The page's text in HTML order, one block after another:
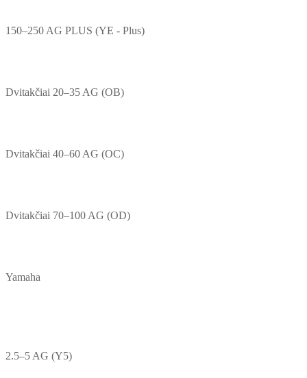
150–250 AG PLUS (YE - Plus)
Dvitakčiai 20–35 AG (OB)
Dvitakčiai 40–60 AG (OC)
Dvitakčiai 70–100 AG (OD)
Yamaha
2.5–5 AG (Y5)